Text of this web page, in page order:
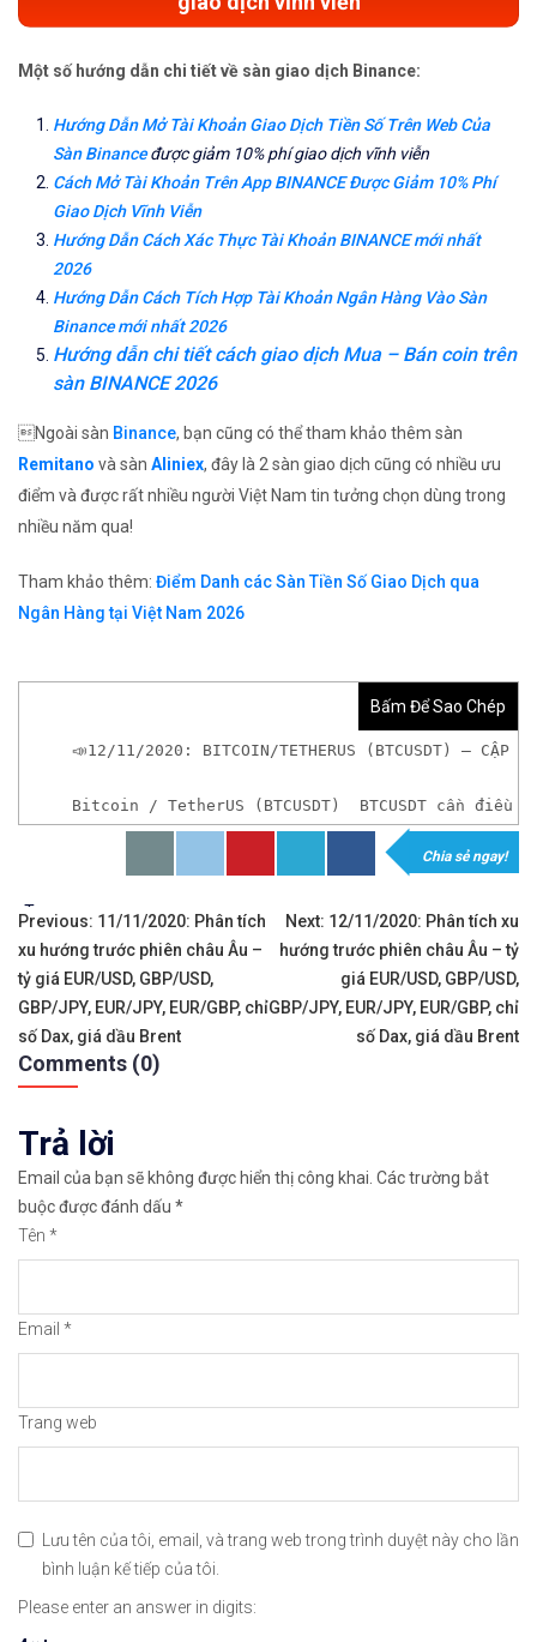
Một số hướng dẫn chi tiết về sàn giao dịch Binance:
Hướng Dẫn Mở Tài Khoản Giao Dịch Tiền Số Trên Web Của
Sàn Binanceđược giảm 10% phí giao dịch vĩnh viễn
Cách Mở Tài Khoản Trên App BINANCE Được Giảm 10% Phí
Giao Dịch Vĩnh Viễn
Hướng Dẫn Cách Xác Thực Tài Khoản BINANCE mới nhất
2026
Hướng Dẫn Cách Tích Hợp Tài Khoản Ngân Hàng Vào Sàn
Binance mới nhất 2026
Hướng dẫn chi tiết cách giao dịch Mua – Bán coin trên
sàn BINANCE 2026
Ngoài sàn Binance, bạn cũng có thể tham khảo thêm sàn
Remitano và sàn Aliniex, đây là 2 sàn giao dịch cũng có nhiều ưu
điểm và được rất nhiều người Việt Nam tin tưởng chọn dùng trong
nhiều năm qua!
Tham khảo thêm: Điểm Danh các Sàn Tiền Số Giao Dịch qua
Ngân Hàng tại Việt Nam 2026
Bấm Để Sao Chép
📣12/11/2020: BITCOIN/TETHERUS (BTCUSDT) – CẬP
Bitcoin / TetherUS (BTCUSDT)  BTCUSDT cần
*Nếu chưa có tài khoản giao dịch Tiền Ảo hoặc
Sàn
Hướng Dẫn Cách Xác Thực Tài Khoản
Chia sẻ ngay!
Tags:
Điều
hướng
bài
viết
Previous: 11/11/2020: Phân tích
xu hướng trước phiên châu Âu –
tỷ giá EUR/USD, GBP/USD,
GBP/JPY, EUR/JPY, EUR/GBP, chỉ
số Dax, giá dầu Brent
Next: 12/11/2020: Phân tích xu
hướng trước phiên châu Âu – tỷ
giá EUR/USD, GBP/USD,
GBP/JPY, EUR/JPY, EUR/GBP, chỉ
số Dax, giá dầu Brent
Comments (0)
Trả lời
Email của bạn sẽ không được hiển thị công khai. Các trường bắt
buộc được đánh dấu *
Tên *
Email *
Trang web
Lưu tên của tôi, email, và trang web trong trình duyệt này cho lần
bình luận kế tiếp của tôi.
Please enter an answer in digits: